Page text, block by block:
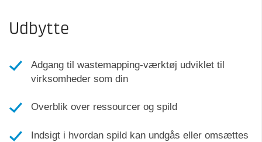
Udbytte
Adgang til wastemapping-værktøj udviklet til
virksomheder som din
Overblik over ressourcer og spild
Indsigt i hvordan spild kan undgås eller omsættes